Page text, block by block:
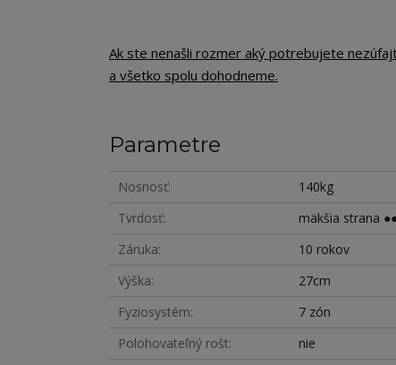
Ak ste nenašli rozmer aký potrebujete
a všetko spolu dohodneme.
Parametre
Nosnosť
140kg
Tvrdosť
mäkšia strana
Záruka
10 rokov
Výška
27cm
Fyziosystém
7 zón
Polohovateľný rošt
nie